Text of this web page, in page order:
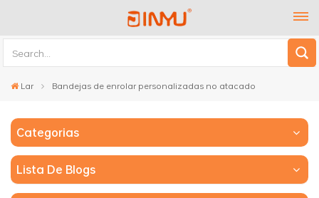
Lar Bandejas de enrolar personalizadas no atacado
Categorias
Lista De Blogs